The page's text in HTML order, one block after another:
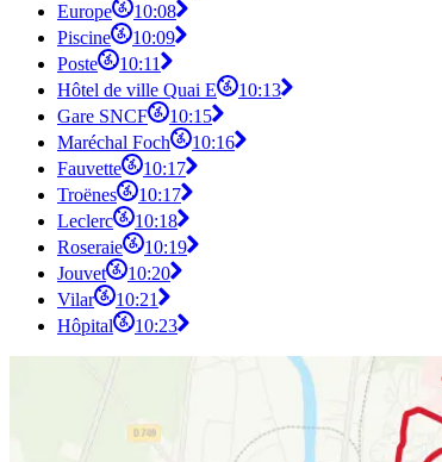
Europe
10:08
Piscine
10:09
Poste
10:11
Hôtel de ville Quai E
10:13
Gare SNCF
10:15
Maréchal Foch
10:16
Fauvette
10:17
Troënes
10:17
Leclerc
10:18
Roseraie
10:19
Jouvet
10:20
Vilar
10:21
Hôpital
10:23